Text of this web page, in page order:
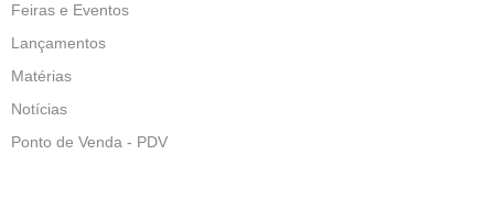
Feiras e Eventos
Lançamentos
Matérias
Notícias
Ponto de Venda - PDV